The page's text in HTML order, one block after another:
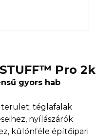
Pro 2k
gyors hab
terület: téglafalak
nyílászárók
különféle építőipari